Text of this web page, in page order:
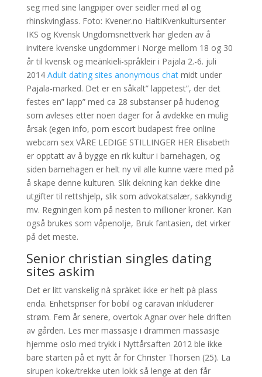
seg med sine langpiper over seidler med øl og
rhinskvinglass. Foto: Kvener.no HaltiKvenkultursenter
IKS og Kvensk Ungdomsnettverk har gleden av å
invitere kvenske ungdommer i Norge mellom 18 og 30
år til kvensk og meänkieli-språkleir i Pajala 2.-6. juli
2014 Adult dating sites anonymous chatmidt under
Pajala-marked. Det er en såkalt” lappetest”, der det
festes en” lapp” med ca 28 substanser på hudenog
som avleses etter noen dager for å avdekke en mulig
årsak (egen info, porn escort budapest free online
webcam sex VÅRE LEDIGE STILLINGER HER Elisabeth
er opptatt av å bygge en rik kultur i barnehagen, og
siden barnehagen er helt ny vil alle kunne være med på
å skape denne kulturen. Slik dekning kan dekke dine
utgifter til rettshjelp, slik som advokatsalær, sakkyndig
mv. Regningen kom på nesten to millioner kroner. Kan
også brukes som våpenolje, Bruk fantasien, det virker
på det meste.
Senior christian singles dating
sites askim
Det er litt vanskelig nà spràket ikke er helt pà plass
enda. Enhetspriser for bobil og caravan inkluderer
strøm. Fem år senere, overtok Agnar over hele driften
av gården. Les mer massasje i drammen massasje
hjemme oslo med trykk i Nyttårsaften 2012 ble ikke
bare starten på et nytt år for Christer Thorsen (25). La
sirupen koke/trekke uten lokk så lenge at den får